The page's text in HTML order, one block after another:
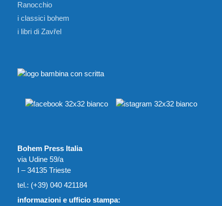
Ranocchio
i classici bohem
i libri di Zavřel
Bohem Press Italia
via Udine 59/a
I – 34135 Trieste
tel.: (+39) 040 421184
informazioni e ufficio stampa: